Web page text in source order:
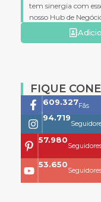
tem sinergia com
nosso Hub de
FIQUE
761.659Fãs
118.399
73.704
68.200